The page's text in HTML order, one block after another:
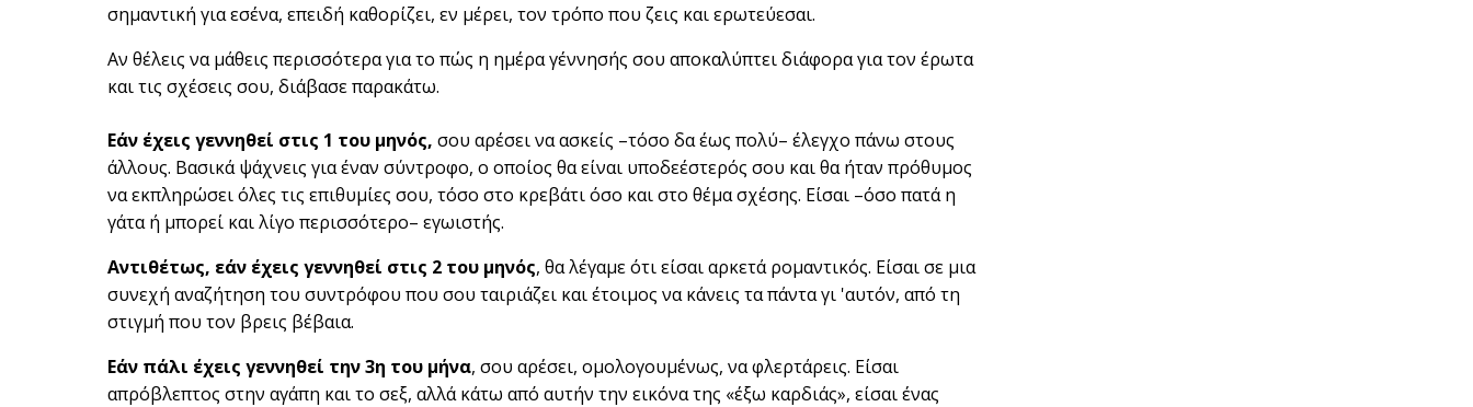
σημαντική για εσένα, επειδή καθορίζει, εν μέρει, τον τρόπο που ζεις και ερωτεύεσαι.
Αν θέλεις να μάθεις περισσότερα για το πώς η ημέρα γέννησής σου αποκαλύπτει διάφορα για τον έρωτα
και τις σχέσεις σου, διάβασε παρακάτω.
Εάν έχεις γεννηθεί στις 1 του μηνός, σου αρέσει να ασκείς –τόσο δα έως πολύ– έλεγχο πάνω στους
άλλους. Βασικά ψάχνεις για έναν σύντροφο, ο οποίος θα είναι υποδεέστερός σου και θα ήταν πρόθυμος
να εκπληρώσει όλες τις επιθυμίες σου, τόσο στο κρεβάτι όσο και στο θέμα σχέσης. Είσαι –όσο πατά η
γάτα ή μπορεί και λίγο περισσότερο– εγωιστής.
Αντιθέτως, εάν έχεις γεννηθεί στις 2 του μηνός, θα λέγαμε ότι είσαι αρκετά ρομαντικός. Είσαι σε μια
συνεχή αναζήτηση του συντρόφου που σου ταιριάζει και έτοιμος να κάνεις τα πάντα γι 'αυτόν, από τη
στιγμή που τον βρεις βέβαια.
Εάν πάλι έχεις γεννηθεί την 3η του μήνα, σου αρέσει, ομολογουμένως, να φλερτάρεις. Είσαι
απρόβλεπτος στην αγάπη και το σεξ, αλλά κάτω από αυτήν την εικόνα της «έξω καρδιάς», είσαι ένας